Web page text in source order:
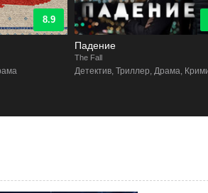
8.9
Падение
The Fall
Детектив, Триллер, Драма,